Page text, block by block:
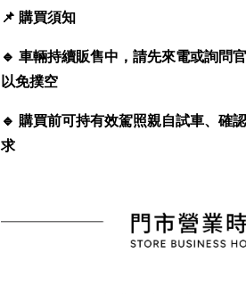
📌 購買須知
🔹 車輛持續販售中，請先來電或詢問
以免撲空
🔹 購買前可持有效駕照親自試車、確
求